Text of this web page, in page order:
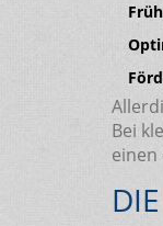
Bei
einen